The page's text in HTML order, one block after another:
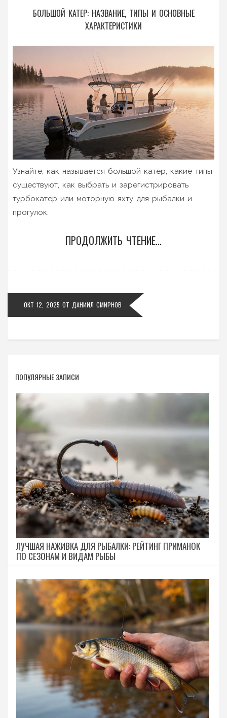
БОЛЬШОЙ КАТЕР: НАЗВАНИЕ, ТИПЫ И ОСНОВНЫЕ
ХАРАКТЕРИСТИКИ
Узнайте, как называется большой катер, какие типы
существуют, как выбрать и зарегистрировать
турбокатер или моторную яхту для рыбалки и
прогулок.
ПРОДОЛЖИТЬ ЧТЕНИЕ...
ОКТ 12, 2025 ОТ ДАНИИЛ СМИРНОВ
ПОПУЛЯРНЫЕ ЗАПИСИ
ЛУЧШАЯ НАЖИВКА ДЛЯ РЫБАЛКИ: РЕЙТИНГ ПРИМАНОК
ПО СЕЗОНАМ И ВИДАМ РЫБЫ